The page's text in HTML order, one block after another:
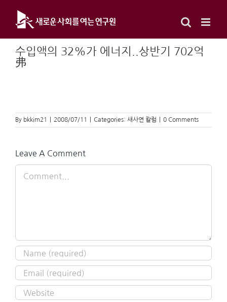
content
수입액의 32%가 에너지..상반기 702억
弗
By bkkim21 2008/07/11 Categories: 새사연 칼럼 0 Comments
Leave A Comment